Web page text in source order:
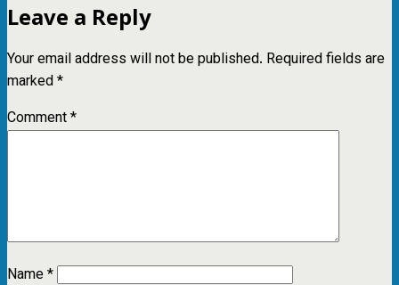
Leave a Reply
Your email address will not be published. Required fields are
marked*
Comment*
Name*